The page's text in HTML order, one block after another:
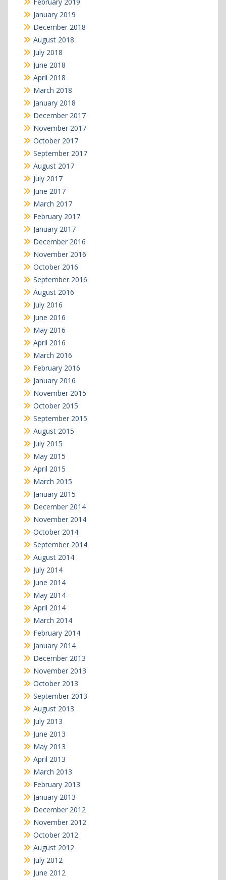
January 2019
December 2018
August 2018
July 2018
June 2018
April 2018
March 2018
January 2018
December 2017
November 2017
October 2017
September 2017
August 2017
July 2017
June 2017
March 2017
February 2017
January 2017
December 2016
November 2016
October 2016
September 2016
August 2016
July 2016
June 2016
May 2016
April 2016
March 2016
February 2016
January 2016
November 2015
October 2015
September 2015
August 2015
July 2015
May 2015
April 2015
March 2015
January 2015
December 2014
November 2014
October 2014
September 2014
August 2014
July 2014
June 2014
May 2014
April 2014
March 2014
February 2014
January 2014
December 2013
November 2013
October 2013
September 2013
August 2013
July 2013
June 2013
May 2013
April 2013
March 2013
February 2013
January 2013
December 2012
November 2012
October 2012
August 2012
July 2012
June 2012